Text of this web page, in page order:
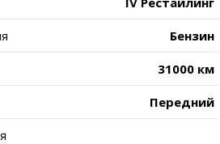
Бензин
31000 км
Передний